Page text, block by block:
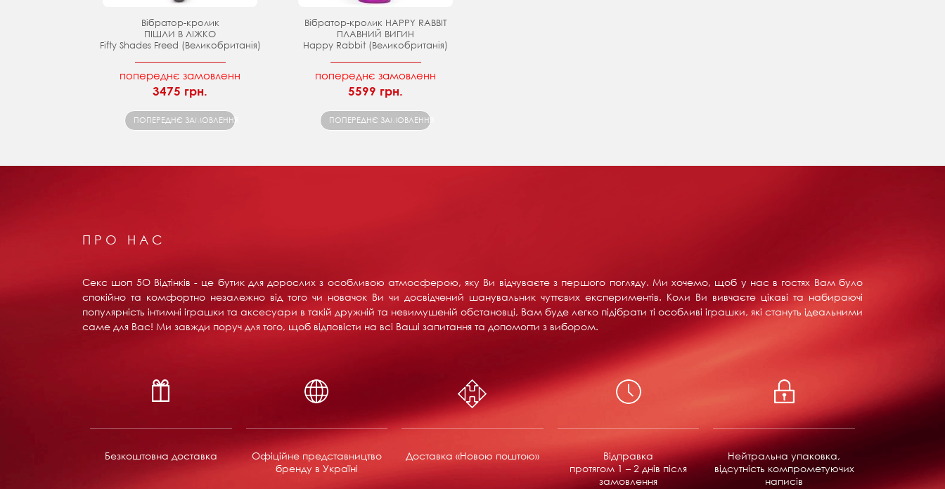
Вібратор-кролик
ПІШЛИ В ЛІЖКО
Fifty Shades Freed (Великобританія)
попереднє замовленн
3475 грн.
ПОПЕРЕДНЄ ЗАМОВЛЕННЯ
Вібратор-кролик HAPPY RABBIT
ПЛАВНИЙ ВИГИН
Happy Rabbit (Великобританія)
попереднє замовленн
5599 грн.
ПОПЕРЕДНЄ ЗАМОВЛЕННЯ
ПРО НАС
Секс шоп 5О Відтінків - це бутик для дорослих з особливою атмосферою, яку Ви відчуваєте з першого погляду. Ми хочемо, щоб у нас в гостях Вам було
спокійно та комфортно незалежно від того чи новачок Ви чи досвідчений шанувальник чуттєвих експериментів. Коли Ви вивчаєте цікаві та набираючі
популярність інтимні іграшки та аксесуари в такій дружній та невимушеній обстановці, Вам буде легко підібрати ті особливі іграшки, які стануть ідеальними
саме для Вас! Ми завжди поруч для того, щоб відповісти на всі Ваші запитання та допомогти з вибором.
Безкоштовна доставка
Офіційне представництво
бренду в Україні
Доставка «Новою поштою»
Відправка
протягом 1 – 2 днів після
замовлення
Нейтральна упаковка,
відсутність компрометуючих
написів